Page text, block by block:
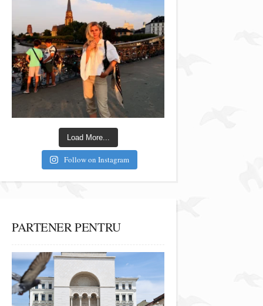
Load More...
Follow on Instagram
PARTENER PENTRU